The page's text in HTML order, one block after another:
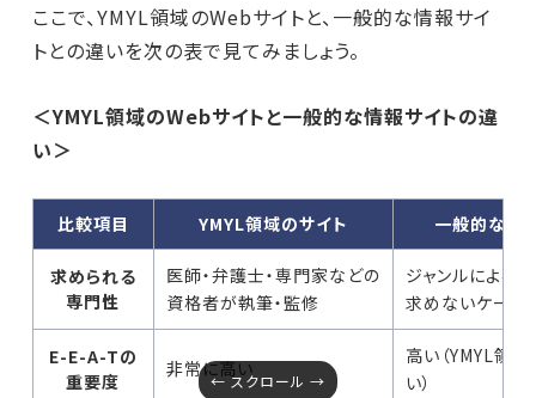
ここで、YMYL領域のWebサイトと、一般的な情報サイ
トとの違いを次の表で見てみましょう。
＜YMYL領域のWebサイトと一般的な情報サイトの違
い＞
比較項目 YMYL領域のサイト 一般的な情
求められる
専門性
医師・弁護士・専門家などの
資格者が執筆・監修
ジャンルによる
求めないケース
E-E-A-Tの
重要度
非常に高い
高い（YMYL領
い）